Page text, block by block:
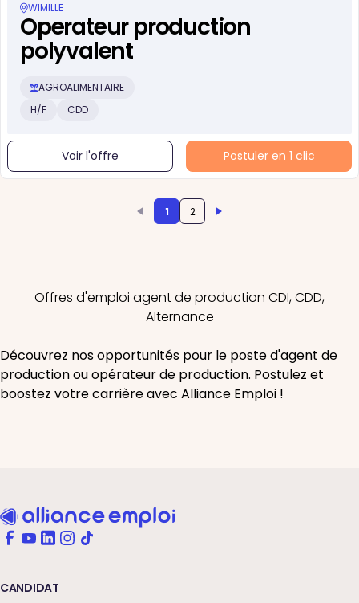
WIMILLE
Operateur production
polyvalent
AGROALIMENTAIRE
H/F
CDD
Voir l'offre Postuler en 1 clic
1 2
Offres d'emploi agent de production CDI, CDD,
Alternance
Découvrez nos opportunités pour le poste d'agent de
production ou opérateur de production. Postulez et
boostez votre carrière avec Alliance Emploi !
CANDIDAT